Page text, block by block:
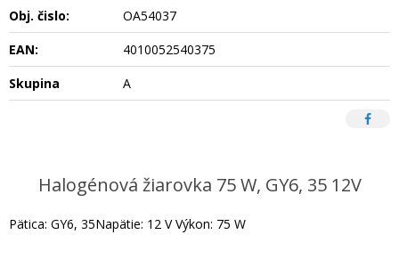
Obj. čislo:
OA54037
EAN:
4010052540375
Skupina
A
Halogénová žiarovka 75 W, GY6, 35 12V
Pätica: GY6, 35Napätie: 12 V Výkon: 75 W